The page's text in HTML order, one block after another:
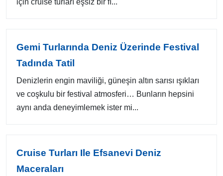
için cruise turları eşsiz bir fı...
Gemi Turlarında Deniz Üzerinde Festival
Tadında Tatil
Denizlerin engin maviliği, güneşin altın sarısı ışıkları
ve coşkulu bir festival atmosferi… Bunların hepsini
aynı anda deneyimlemek ister mi...
Cruise Turları Ile Efsanevi Deniz
Maceraları